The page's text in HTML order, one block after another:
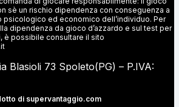
sè un rischio dipendenza con conseguenza a
psicologico ed economico dell’individuo. Per
dipendenza da gioco d’azzardo e sul test per
è possibile consultare il sito
Blasioli 73 Spoleto(PG) – P.IVA:
di supervantaggio.com